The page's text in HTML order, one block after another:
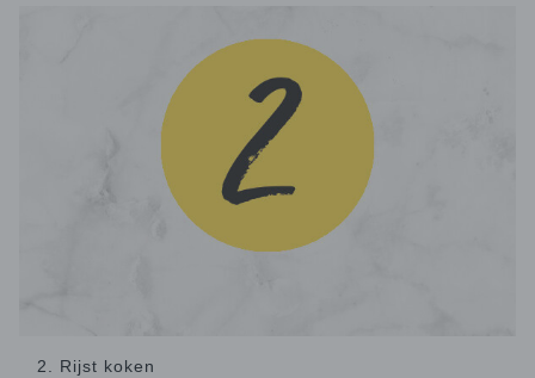
2. Rijst koken